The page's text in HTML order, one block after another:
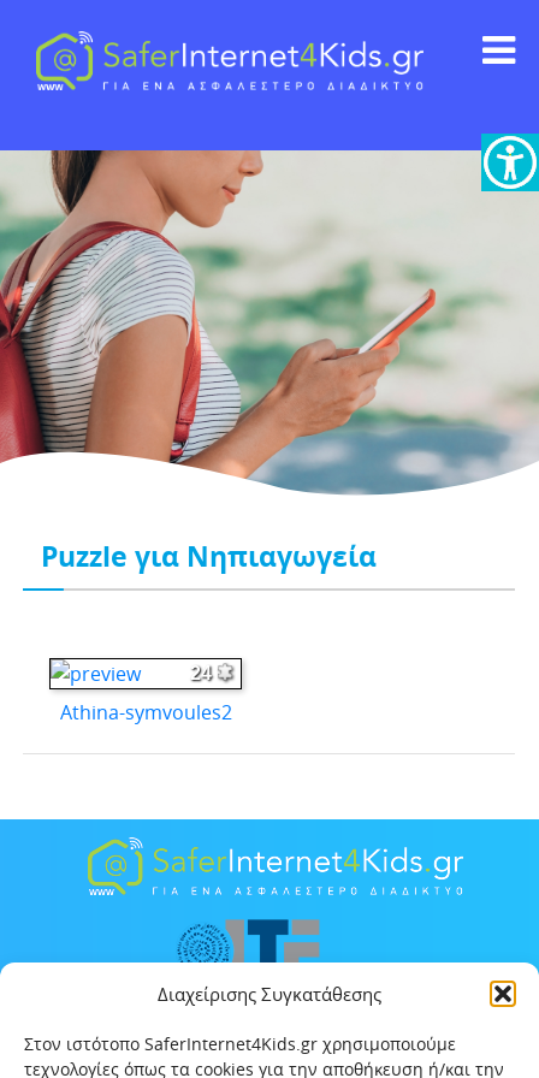
Διαχείρισης Συγκατάθεσης
Στον ιστότοπο SaferInternet4Kids.gr χρησιμοποιούμε
τεχνολογίες όπως τα cookies για την αποθήκευση ή/και την
Puzzle για Νηπιαγωγεία
24
Athina-symvoules2